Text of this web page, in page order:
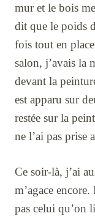
mur et le bois
dit que le poids
fois tout en
salon, j’avais la
devant la
est apparu sur
restée sur la
ne l’ai pas prise
Ce soir-là, j’ai
m’agace
pas celui qu’on